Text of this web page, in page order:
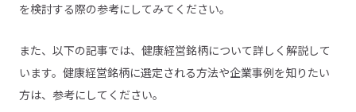
を検討する際の参考にしてみてください。
また、以下の記事では、健康経営銘柄について詳しく解説して
います。健康経営銘柄に選定される方法や企業事例を知りたい
方は、参考にしてください。